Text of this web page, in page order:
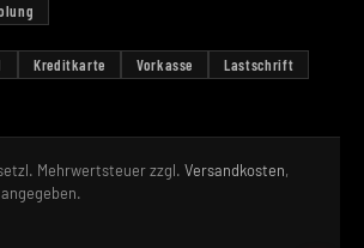
Kreditkarte Vorkasse Lastschrift
Mehrwertsteuer zzgl. Versandkosten,